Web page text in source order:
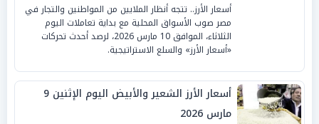
أسعار الأرز.. تتجه أنظار الملايين من المواطنين والتجار في
مصر صوب الأسواق المحلية مع بداية تعاملات اليوم
الثلاثاء، الموافق 10 مارس 2026، لرصد أحدث تحركات
«أسعار الأرز» والسلع الاستراتيجية.
أسعار الأرز الشعير والأبيض اليوم الإثنين 9
مارس 2026